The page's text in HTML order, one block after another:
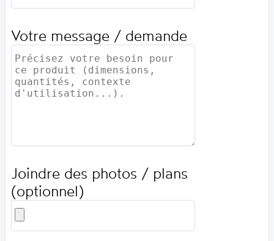
Votre message / demande
Joindre des photos / plans
(optionnel)